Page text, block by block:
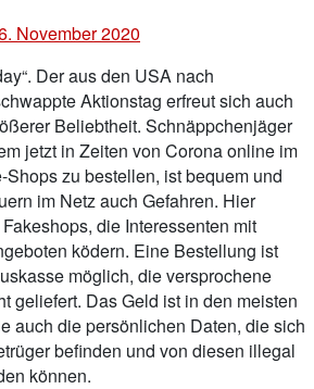
November 2020
Der aus den USA nach
Aktionstag erfreut sich auch
Beliebtheit. Schnäppchenjäger
jetzt in Zeiten von Corona online im
Shops zu bestellen, ist bequem und
im Netz auch Gefahren. Hier
die Interessenten mit
ködern. Eine Bestellung ist
möglich, die versprochene
geliefert. Das Geld ist in den meisten
auch die persönlichen Daten, die sich
befinden und von diesen illegal
können.